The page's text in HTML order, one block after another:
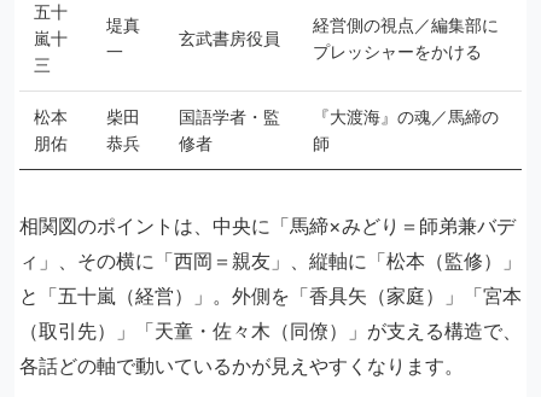
五十
嵐十
三
堤真
一
玄武書房役員
経営側の視点／編集部に
プレッシャーをかける
松本
朋佑
柴田
恭兵
国語学者・監
修者
『大渡海』の魂／馬締の
師
相関図のポイントは、中央に「馬締×みどり＝師弟兼バデ
ィ」、その横に「西岡＝親友」、縦軸に「松本（監修）」
と「五十嵐（経営）」。外側を「香具矢（家庭）」「宮本
（取引先）」「天童・佐々木（同僚）」が支える構造で、
各話どの軸で動いているかが見えやすくなります。